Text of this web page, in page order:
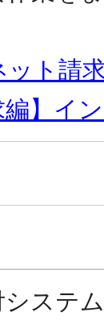
ット請
編】イ
システ